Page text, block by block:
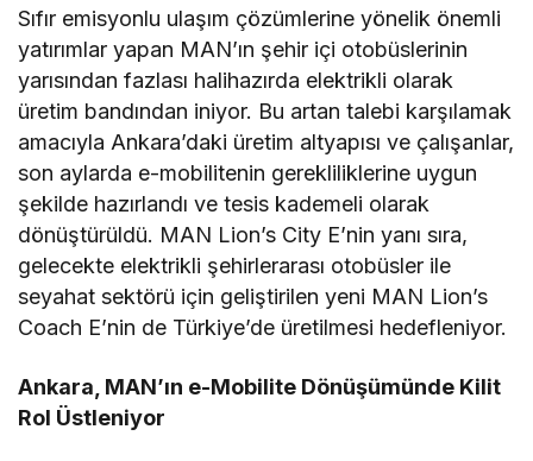
Sıfır emisyonlu ulaşım çözümlerine yönelik önemli
yatırımlar yapan MAN’ın şehir içi otobüslerinin
yarısından fazlası halihazırda elektrikli olarak
üretim bandından iniyor. Bu artan talebi karşılamak
amacıyla Ankara’daki üretim altyapısı ve çalışanlar,
son aylarda e-mobilitenin gerekliliklerine uygun
şekilde hazırlandı ve tesis kademeli olarak
dönüştürüldü. MAN Lion’s City E’nin yanı sıra,
gelecekte elektrikli şehirlerarası otobüsler ile
seyahat sektörü için geliştirilen yeni MAN Lion’s
Coach E’nin de Türkiye’de üretilmesi hedefleniyor.
Ankara, MAN’ın e-Mobilite Dönüşümünde Kilit
Rol Üstleniyor